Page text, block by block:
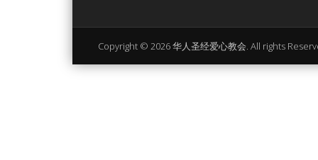
Copyright © 2026 华人圣经爱心教会. All rights